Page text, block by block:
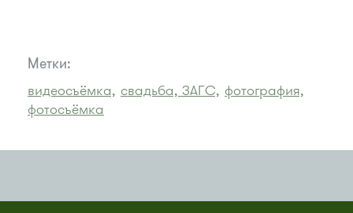
Метки:
видеосъёмка, свадьба, ЗАГС, фотография,
фотосъёмка